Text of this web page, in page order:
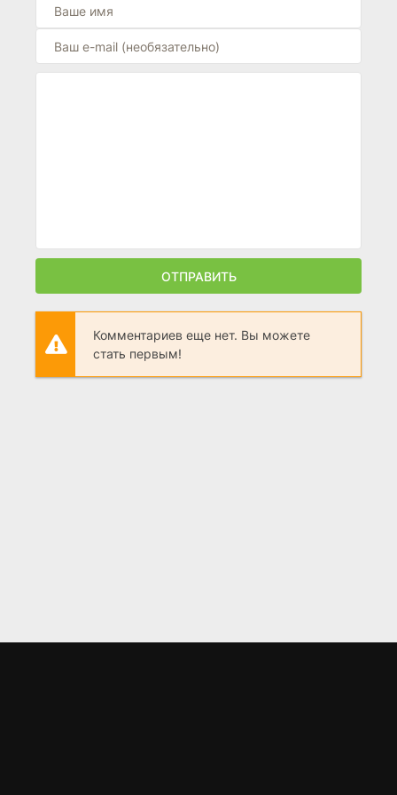
ОТПРАВИТЬ
Комментариев еще нет. Вы можете
стать первым!